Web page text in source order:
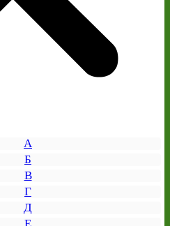
А
Б
В
Г
Д